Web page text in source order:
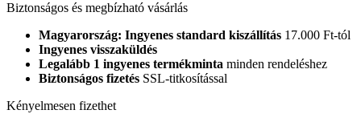
Biztonságos és megbízható vásárlás
Magyarország: Ingyenes standard kiszállítás 17.000 Ft-tól
Ingyenes visszaküldés
Legalább 1 ingyenes termékminta minden rendeléshez
Biztonságos fizetés SSL-titkosítással
Kényelmesen fizethet